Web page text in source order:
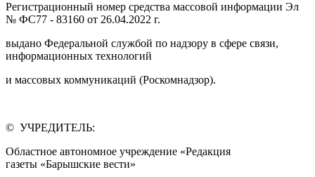
Регистрационный номер средства массовой информации Эл
№ ФС77 - 83160 от 26.04.2022 г.
выдано Федеральной службой по надзору в сфере связи,
информационных технологий
и массовых коммуникаций (Роскомнадзор).
© УЧРЕДИТЕЛЬ:
Областное автономное учреждение «Редакция
газеты «Барышские вести»